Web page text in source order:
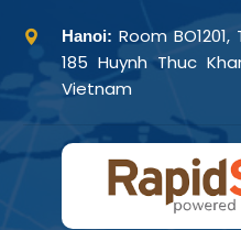
Hanoi: Room
185 Huynh Thuc
Vietnam